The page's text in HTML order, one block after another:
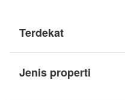
Terdekat
Jenis properti